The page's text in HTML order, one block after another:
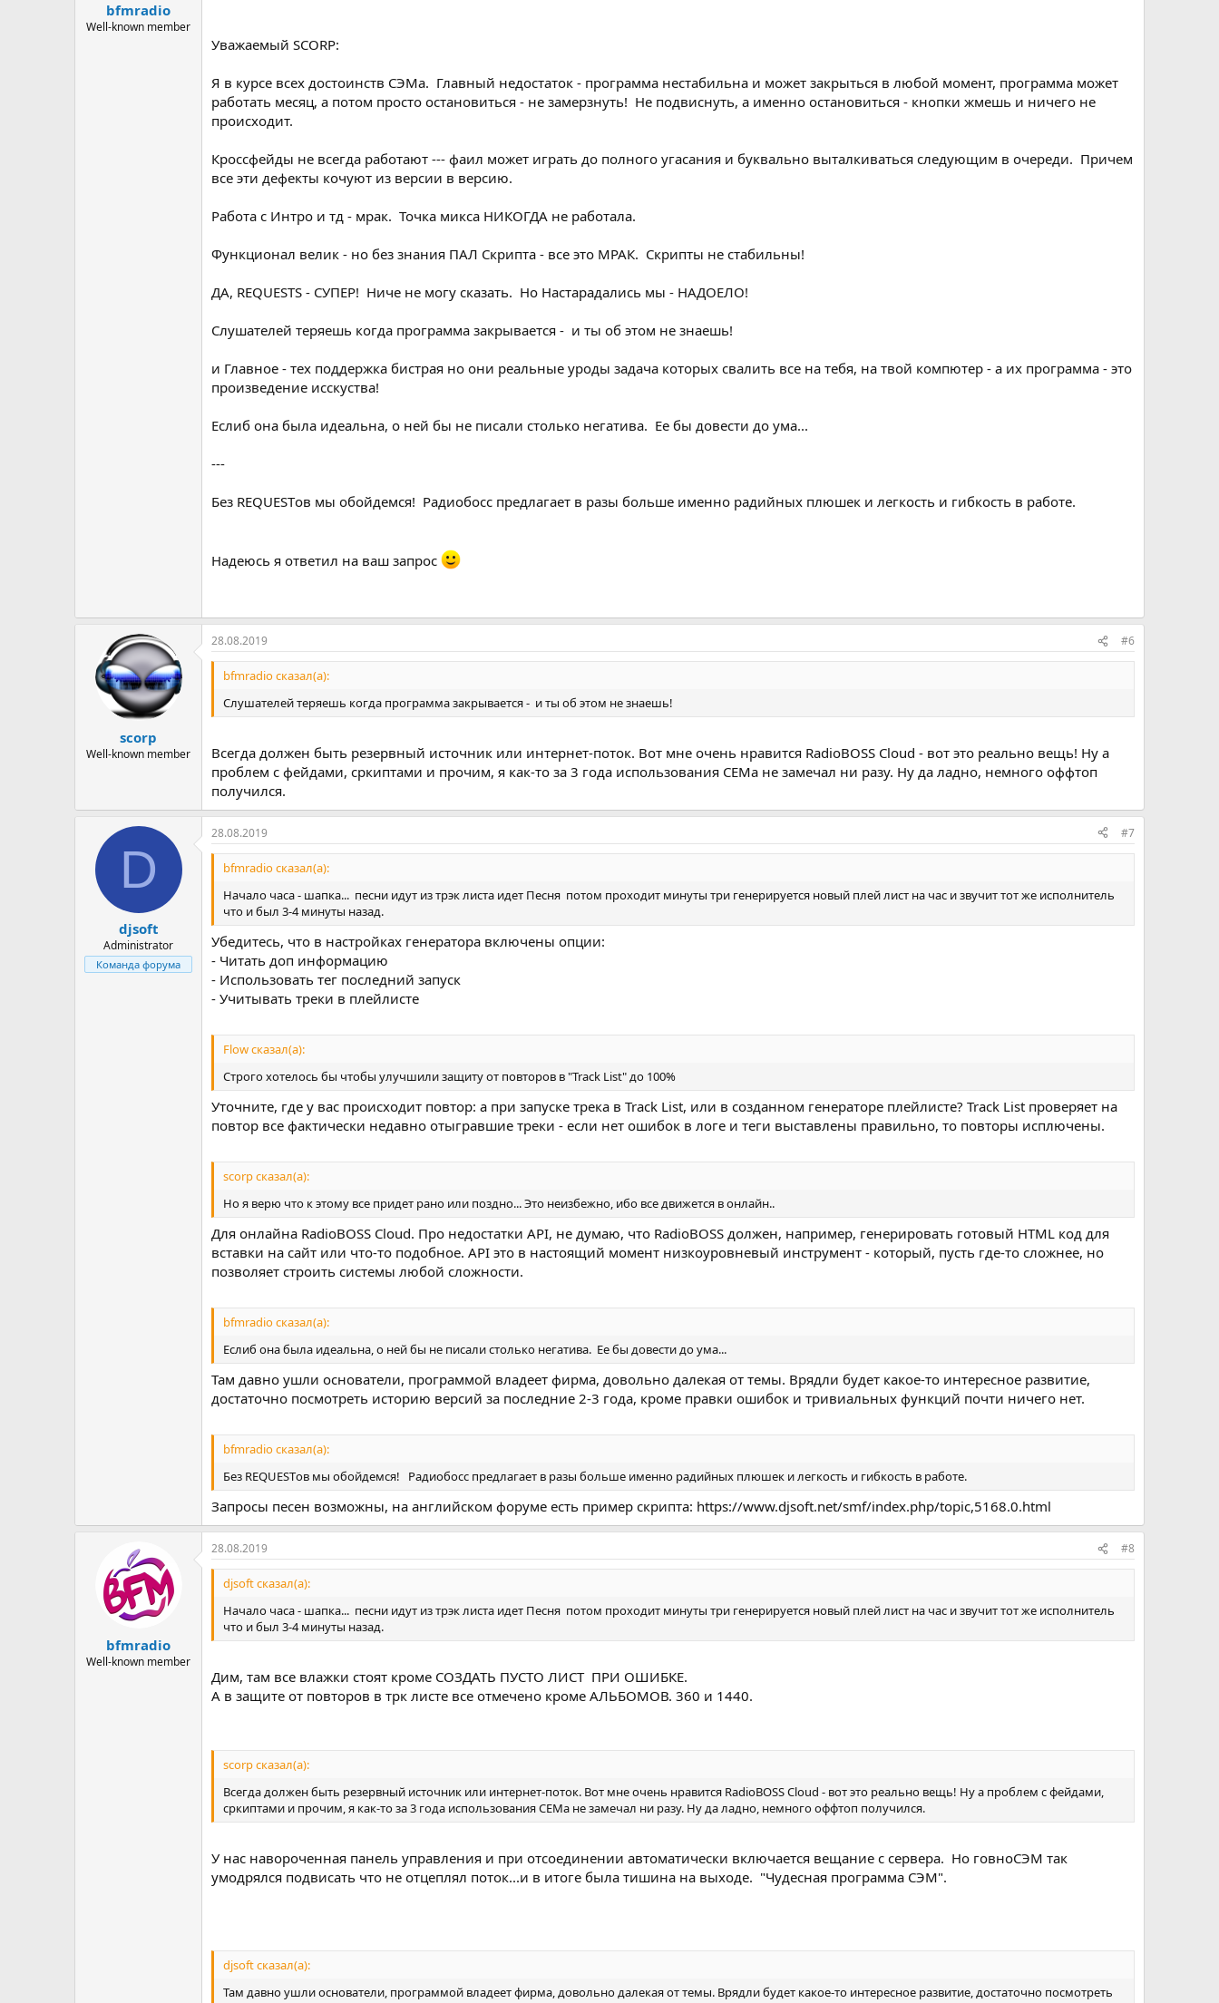
bfmradio
Well-known member
Уважаемый SCORP:
Я в курсе всех достоинств СЭМа. Главный недостаток - программа нестабильна и может закрыться в любой момент, программа может
работать месяц, а потом просто остановиться - не замерзнуть! Не подвиснуть, а именно остановиться - кнопки жмешь и ничего не
происходит.
Кроссфейды не всегда работают --- фаил может играть до полного угасания и буквально выталкиваться следующим в очереди. Причем
все эти дефекты кочуют из версии в версию.
Работа с Интро и тд - мрак. Точка микса НИКОГДА не работала.
Функционал велик - но без знания ПАЛ Скрипта - все это МРАК. Скрипты не стабильны!
ДА, REQUESTS - СУПЕР! Ниче не могу сказать. Но Настарадались мы - НАДОЕЛО!
Слушателей теряешь когда программа закрывается - и ты об этом не знаешь!
и Главное - тех поддержка бистрая но они реальные уроды задача которых свалить все на тебя, на твой компютер - а их программа - это
произведение исскуства!
Еслиб она была идеальна, о ней бы не писали столько негатива. Ее бы довести до ума...
---
Без REQUESTов мы обойдемся! Радиобосс предлагает в разы больше именно радийных плюшек и легкость и гибкость в работе.
Надеюсь я ответил на ваш запрос
scorp
Well-known member
28.08.2019 #6
bfmradio сказал(а):
Слушателей теряешь когда программа закрывается - и ты об этом не знаешь!
Всегда должен быть резервный источник или интернет-поток. Вот мне очень нравится RadioBOSS Cloud - вот это реально вещь! Ну а
проблем с фейдами, сркиптами и прочим, я как-то за 3 года использования СЕМа не замечал ни разу. Ну да ладно, немного оффтоп
получился.
D
djsoft
Administrator
Команда форума
28.08.2019 #7
bfmradio сказал(а):
Начало часа - шапка... песни идут из трэк листа идет Песня потом проходит минуты три генерируется новый плей лист на час и звучит тот же исполнитель
что и был 3-4 минуты назад.
Убедитесь, что в настройках генератора включены опции:
- Читать доп информацию
- Использовать тег последний запуск
- Учитывать треки в плейлисте
Flow сказал(а):
Строго хотелось бы чтобы улучшили защиту от повторов в "Track List" до 100%
Уточните, где у вас происходит повтор: а при запуске трека в Track List, или в созданном генераторе плейлисте? Track List проверяет на
повтор все фактически недавно отыгравшие треки - если нет ошибок в логе и теги выставлены правильно, то повторы исплючены.
scorp сказал(а):
Но я верю что к этому все придет рано или поздно... Это неизбежно, ибо все движется в онлайн..
Для онлайна RadioBOSS Cloud. Про недостатки API, не думаю, что RadioBOSS должен, например, генерировать готовый HTML код для
вставки на сайт или что-то подобное. API это в настоящий момент низкоуровневый инструмент - который, пусть где-то сложнее, но
позволяет строить системы любой сложности.
bfmradio сказал(а):
Еслиб она была идеальна, о ней бы не писали столько негатива. Ее бы довести до ума...
Там давно ушли основатели, программой владеет фирма, довольно далекая от темы. Врядли будет какое-то интересное развитие,
достаточно посмотреть историю версий за последние 2-3 года, кроме правки ошибок и тривиальных функций почти ничего нет.
bfmradio сказал(а):
Без REQUESTов мы обойдемся! Радиобосс предлагает в разы больше именно радийных плюшек и легкость и гибкость в работе.
Запросы песен возможны, на английском форуме есть пример скрипта: https://www.djsoft.net/smf/index.php/topic,5168.0.html
bfmradio
Well-known member
28.08.2019 #8
djsoft сказал(а):
Начало часа - шапка... песни идут из трэк листа идет Песня потом проходит минуты три генерируется новый плей лист на час и звучит тот же исполнитель
что и был 3-4 минуты назад.
Дим, там все влажки стоят кроме СОЗДАТЬ ПУСТО ЛИСТ ПРИ ОШИБКЕ.
А в защите от повторов в трк листе все отмечено кроме АЛЬБОМОВ. 360 и 1440.
scorp сказал(а):
Всегда должен быть резервный источник или интернет-поток. Вот мне очень нравится RadioBOSS Cloud - вот это реально вещь! Ну а проблем с фейдами,
сркиптами и прочим, я как-то за 3 года использования СЕМа не замечал ни разу. Ну да ладно, немного оффтоп получился.
У нас навороченная панель управления и при отсоединении автоматически включается вещание с сервера. Но говноСЭМ так
умодрялся подвисать что не отцеплял поток...и в итоге была тишина на выходе. "Чудесная программа СЭМ".
djsoft сказал(а):
Там давно ушли основатели, программой владеет фирма, довольно далекая от темы. Врядли будет какое-то интересное развитие, достаточно посмотреть